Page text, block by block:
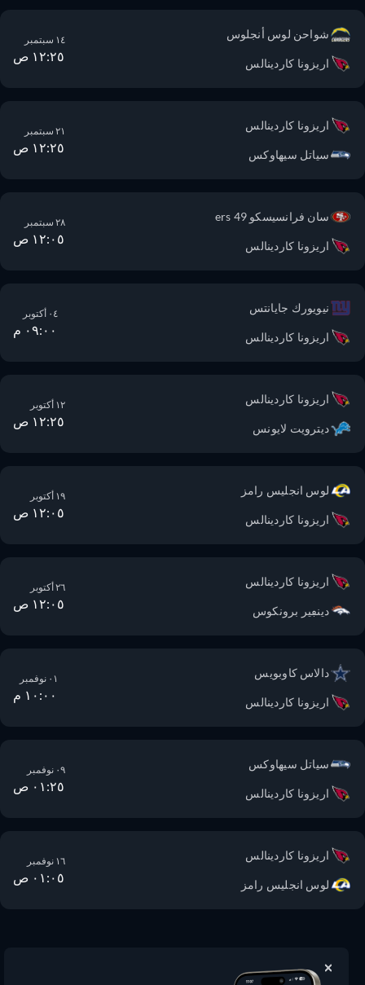
شواحن لوس أنجلوس
اريزونا كاردينالس ١٢:٢٥ ص
اريزونا كاردينالس
سياتل سيهاوكس ١٢:٢٥ ص
سان فرانسيسكو 49 ers
اريزونا كاردينالس ١٢:٠٥ ص
نيويورك جايانتس
اريزونا كاردينالس ٠٩:٠٠ م
اريزونا كاردينالس
ديترويت لايونس ١٢:٢٥ ص
لوس انجليس رامز
اريزونا كاردينالس ١٢:٠٥ ص
اريزونا كاردينالس
دينڢير برونكوس ١٢:٠٥ ص
دالاس كاوبويس
اريزونا كاردينالس ١٠:٠٠ م
سياتل سيهاوكس
اريزونا كاردينالس ٠١:٢٥ ص
اريزونا كاردينالس
لوس انجليس رامز ٠١:٠٥ ص